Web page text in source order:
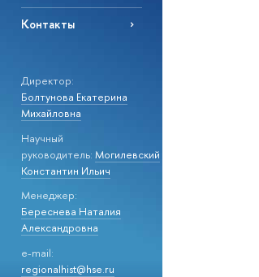
Контакты
Директор:
Болтунова Екатерина
Михайловна
Научный
руководитель: Могилевский
Константин Ильич
Менеджер:
Береснева Наталия
Александровна
e-mail:
regionalhist@hse.ru